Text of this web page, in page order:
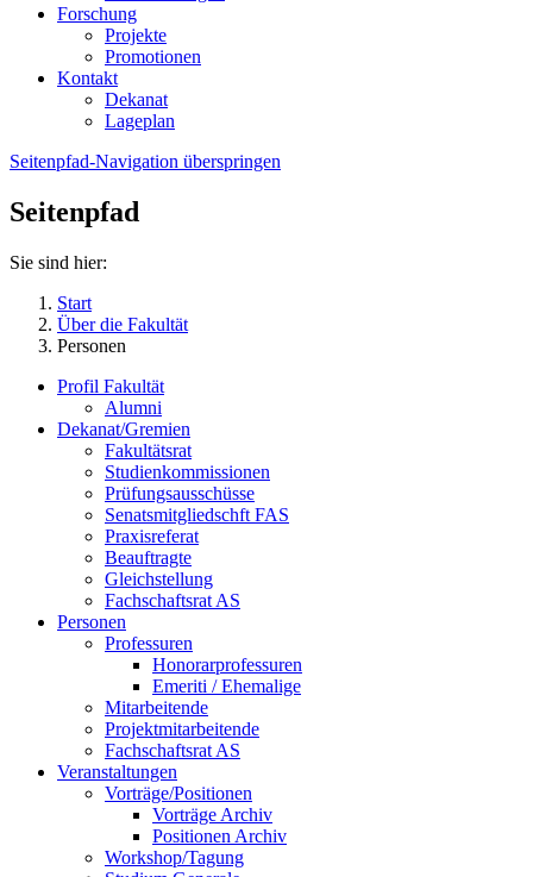
Forschung
Projekte
Promotionen
Kontakt
Dekanat
Lageplan
Seitenpfad-Navigation überspringen
Seitenpfad
Sie sind hier:
Start
Über die Fakultät
Personen
Profil Fakultät
Alumni
Dekanat/Gremien
Fakultätsrat
Studienkommissionen
Prüfungsausschüsse
Senatsmitgliedschft FAS
Praxisreferat
Beauftragte
Gleichstellung
Fachschaftsrat AS
Personen
Professuren
Honorarprofessuren
Emeriti / Ehemalige
Mitarbeitende
Projektmitarbeitende
Fachschaftsrat AS
Veranstaltungen
Vorträge/Positionen
Vorträge Archiv
Positionen Archiv
Workshop/Tagung